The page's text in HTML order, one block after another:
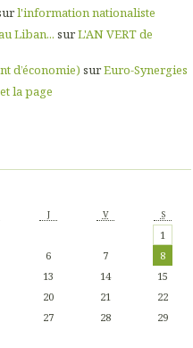
l'information nationaliste
Liban... surL'AN VERT de
d’économie) surEuro-Synergies
la page
J V S
1
6 7
8
13 14
15
20 21
22
27 28
29